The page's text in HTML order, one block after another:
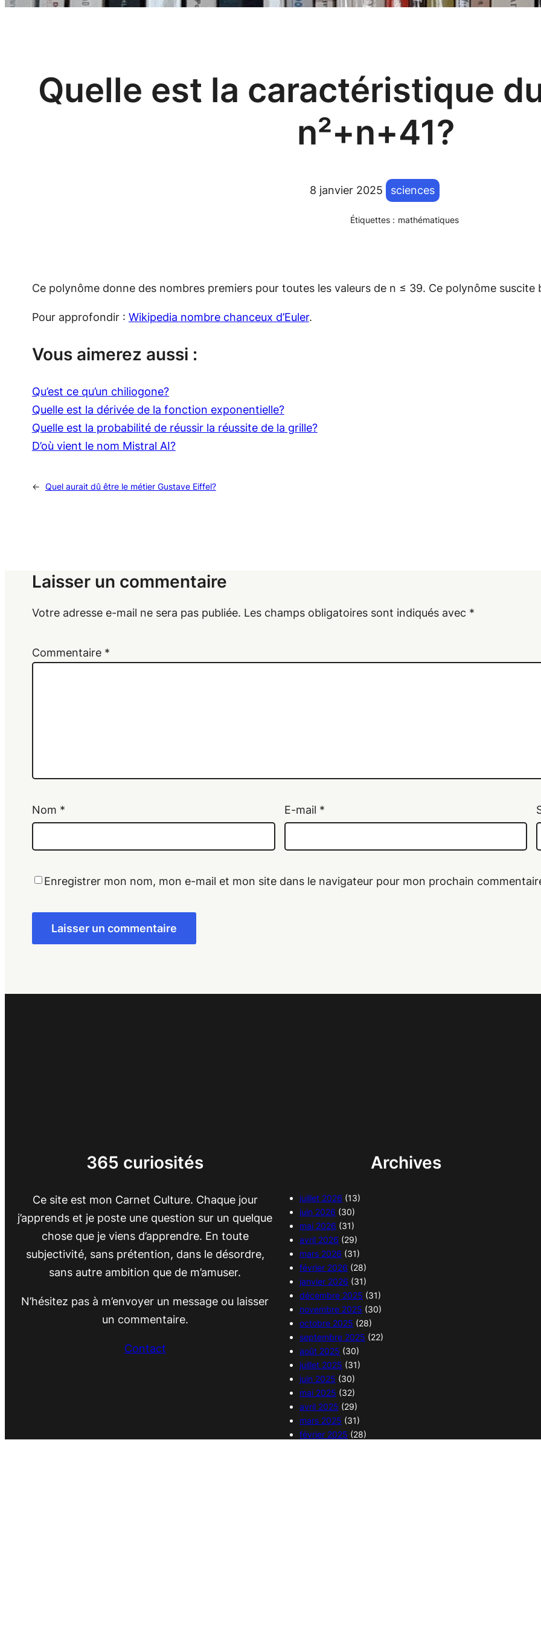
Quelle est la caractéristique
n²+n+41?
8 janvier 2025 sciences
Étiquettes : mathématiques
Ce polynôme donne des nombres premiers pour toutes les valeurs de n ≤ 39. Ce polynôme suscite
Pour approfondir : Wikipedia nombre chanceux d’Euler.
Vous aimerez aussi :
Qu’est ce qu’un chiliogone?
Quelle est la dérivée de la fonction exponentielle?
Quelle est la probabilité de réussir la réussite de la grille?
D’où vient le nom Mistral AI?
← Quel aurait dû être le métier Gustave Eiffel?
Laisser un commentaire
Votre adresse e-mail ne sera pas publiée. Les champs obligatoires sont indiqués avec *
Commentaire *
Nom * E-mail *
Enregistrer mon nom, mon e-mail et mon site dans le navigateur pour mon prochain
365 curiosités
Ce site est mon Carnet Culture. Chaque jour
j’apprends et je poste une question sur un quelque
chose que je viens d’apprendre. En toute
subjectivité, sans prétention, dans le désordre,
sans autre ambition que de m’amuser.
N’hésitez pas à m’envoyer un message ou laisser
un commentaire.
Contact
Archives
juillet 2026 (13)
juin 2026 (30)
mai 2026 (31)
avril 2026 (29)
mars 2026 (31)
février 2026 (28)
janvier 2026 (31)
décembre 2025 (31)
novembre 2025 (30)
octobre 2025 (28)
septembre 2025 (22)
août 2025 (30)
juillet 2025 (31)
juin 2025 (30)
mai 2025 (32)
avril 2025 (29)
mars 2025 (31)
février 2025 (28)